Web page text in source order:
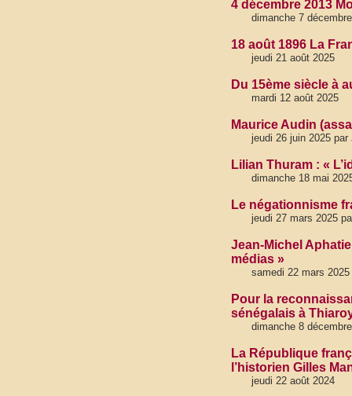
4 décembre 2013
dimanche 7
18 août 1896 La
jeudi 21 août 2025
Du 15ème siècle à
mardi 12 août 2025
Maurice Audin
jeudi 26 juin 2025
Lilian Thuram : «
dimanche 18 mai
Le négationnisme
jeudi 27 mars 2025
Jean-Michel
médias »
samedi 22 mars 2025
Pour la
sénégalais à
dimanche 8
La République
l’historien Gilles
jeudi 22 août 2024